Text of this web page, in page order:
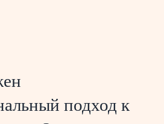
подход к